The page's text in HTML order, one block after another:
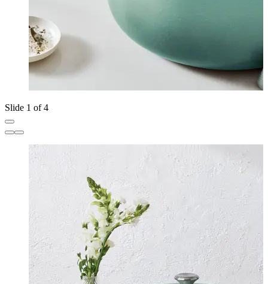
Slide 1 of 4